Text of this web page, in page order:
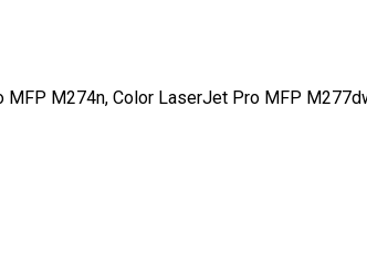
M274n, Color LaserJet Pro MFP